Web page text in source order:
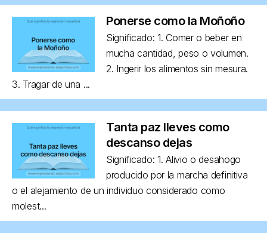
Ponerse como la Moñoño
Significado: 1. Comer o beber en
mucha cantidad, peso o volumen.
2. Ingerir los alimentos sin mesura.
3. Tragar de una ...
Tanta paz lleves como
descanso dejas
Significado: 1. Alivio o desahogo
producido por la marcha definitiva
o el alejamiento de un individuo considerado como
molest...